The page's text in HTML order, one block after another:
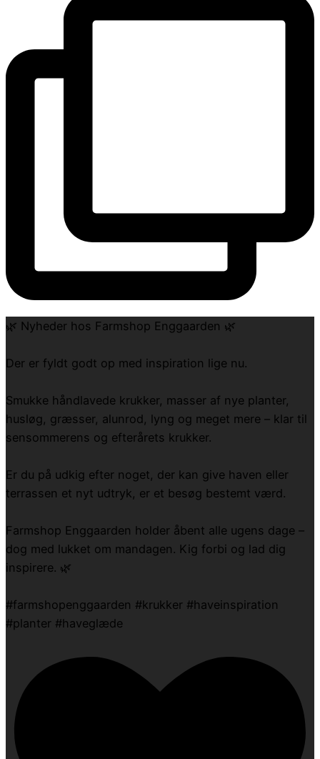
🌿 Nyheder hos Farmshop Enggaarden 🌿
Der er fyldt godt op med inspiration lige nu.
Smukke håndlavede krukker, masser af nye planter,
husløg, græsser, alunrod, lyng og meget mere – klar til
sensommerens og efterårets krukker.
Er du på udkig efter noget, der kan give haven eller
terrassen et nyt udtryk, er et besøg bestemt værd.
Farmshop Enggaarden holder åbent alle ugens dage –
dog med lukket om mandagen. Kig forbi og lad dig
inspirere. 🌿
#farmshopenggaarden #krukker #haveinspiration
#planter #haveglæde